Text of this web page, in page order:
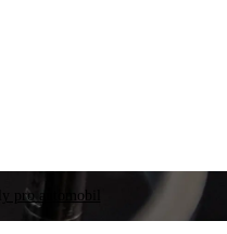
pro automobil